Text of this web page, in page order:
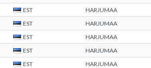
EST HARJUMAA
EST HARJUMAA
EST HARJUMAA
EST HARJUMAA
EST HARJUMAA